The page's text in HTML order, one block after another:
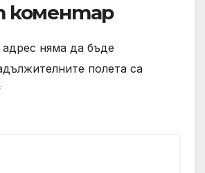
коментар
няма да бъде
полета са